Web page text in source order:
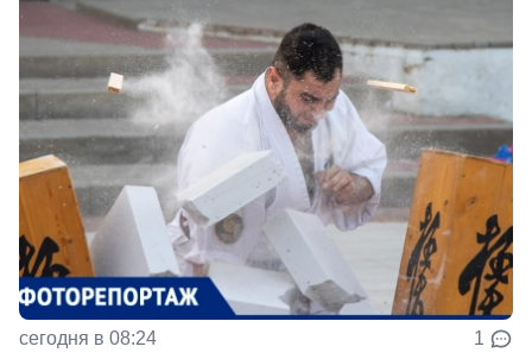
сегодня в 08:24 1